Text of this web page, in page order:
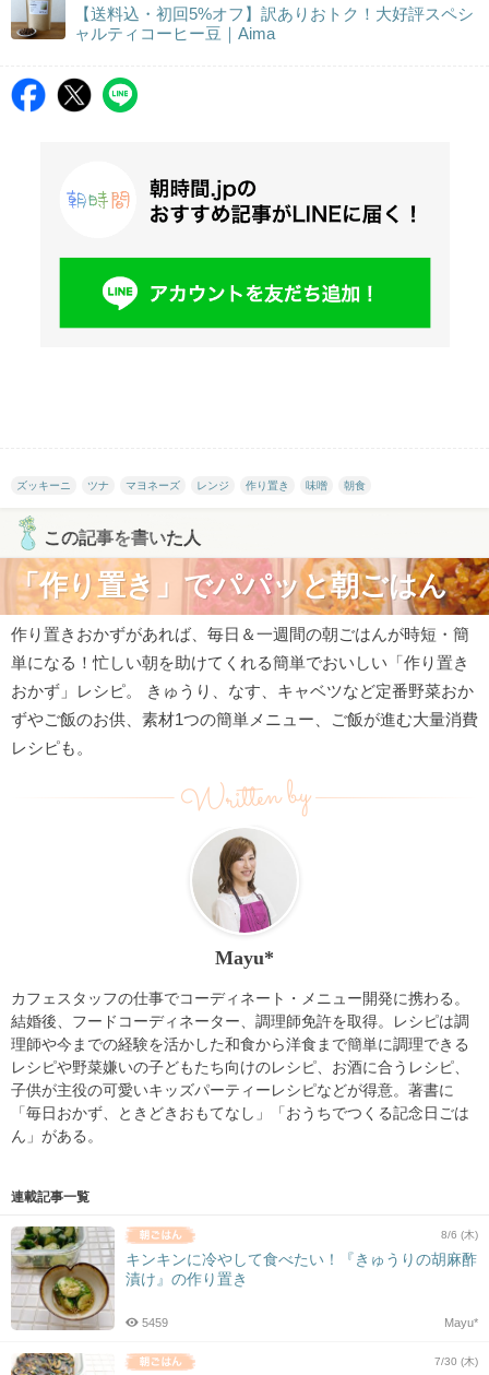
【送料込・初回5%オフ】訳ありおトク！大好評スペシ
ャルティコーヒー豆｜Aima
ズッキーニ ツナ マヨネーズ レンジ 作り置き 味噌 朝食
この記事を書いた人
「作り置き」でパパッと朝ごはん
作り置きおかずがあれば、毎日＆一週間の朝ごはんが時短・簡
単になる！忙しい朝を助けてくれる簡単でおいしい「作り置き
おかず」レシピ。 きゅうり、なす、キャベツなど定番野菜おか
ずやご飯のお供、素材1つの簡単メニュー、ご飯が進む大量消費
レシピも。
Written by
Mayu*
カフェスタッフの仕事でコーディネート・メニュー開発に携わる。
結婚後、フードコーディネーター、調理師免許を取得。レシピは調
理師や今までの経験を活かした和食から洋食まで簡単に調理できる
レシピや野菜嫌いの子どもたち向けのレシピ、お酒に合うレシピ、
子供が主役の可愛いキッズパーティーレシピなどが得意。著書に
「毎日おかず、ときどきおもてなし」「おうちでつくる記念日ごは
ん」がある。
連載記事一覧
8/6 (木)
キンキンに冷やして食べたい！『きゅうりの胡麻酢
漬け』の作り置き
Mayu*
5459
7/30 (木)